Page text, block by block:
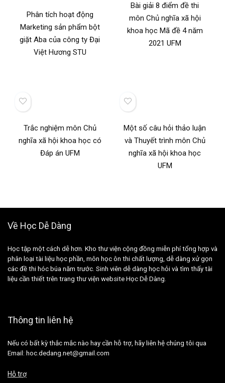
Phân tích hoạt động
Marketing sản phẩm bột
giặt Aba của công ty Đại
Việt Hương STU
Bài giải 8 điểm đề thi
môn Chủ nghĩa xã hội
khoa học Mã đề 4 năm
2021 UFM
Trắc nghiệm môn Chủ
nghĩa xã hội khoa học có
Đáp án UFM
Một số câu hỏi thảo luận
và Thuyết trình môn Chủ
nghĩa xã hội khoa học
UFM
Về Học Dễ Dàng
Học tập một cách dễ hơn. Kho thư viện cộng đồng miễn phí tổng hợp và
phân loại tài liệu học phần, môn học ôn thi chất lượng, dễ dàng xử gọn
các đề thi hóc búa năm trước. Sinh viên dễ dàng học hỏi và tìm thấy tài
liệu cần thiết trên trang thư viện website Học Dễ Dàng.
Thông tin liên hệ
Nếu có bất kỳ thắc mắc nào hay cần hỗ trợ, hãy liên hệ chúng tôi qua
Email: hoc.dedang.net@gmail.com
Hỗ trợ